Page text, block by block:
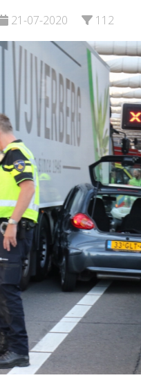
21-07-2020 112
Bekijk de pagina